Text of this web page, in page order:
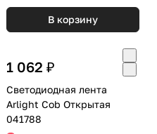
В корзину
1 062 ₽
Светодиодная лента
Arlight Cob Открытая
041788